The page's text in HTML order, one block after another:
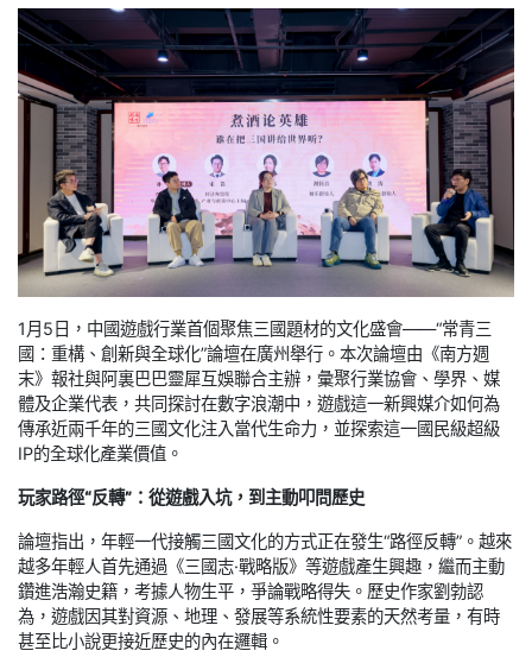
1月5日，中國遊戲行業首個聚焦三國題材的文化盛會——“常青三
國：重構、創新與全球化”論壇在廣州舉行。本次論壇由《南方週
末》報社與阿裏巴巴靈犀互娛聯合主辦，彙聚行業協會、學界、媒
體及企業代表，共同探討在數字浪潮中，遊戲這一新興媒介如何為
傳承近兩千年的三國文化注入當代生命力，並探索這一國民級超級
IP的全球化產業價值。
玩家路徑“反轉”：從遊戲入坑，到主動叩問歷史
論壇指出，年輕一代接觸三國文化的方式正在發生“路徑反轉”。越來
越多年輕人首先通過《三國志·戰略版》等遊戲產生興趣，繼而主動
鑽進浩瀚史籍，考據人物生平，爭論戰略得失。歷史作家劉勃認
為，遊戲因其對資源、地理、發展等系統性要素的天然考量，有時
甚至比小說更接近歷史的內在邏輯。